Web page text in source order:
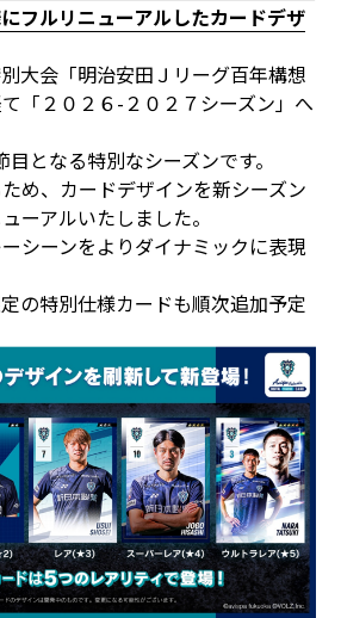
ルリニューアルしたカードデザ
大会「明治安田Ｊリーグ百年構想
「２０２６-２０２７シーズン」へ
となる特別なシーズンです。
め、カードデザインを新シーズン
ーアルいたしました。
シーンをよりダイナミックに表現
の特別仕様カードも順次追加予定